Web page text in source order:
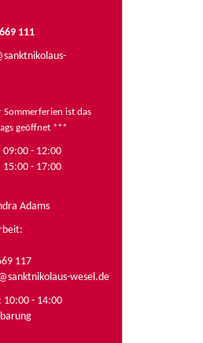
111
ist das
geöffnet ***
09:00 - 12:00
15:00 - 17:00
Adams
117
wesel.de
10:00 - 14:00